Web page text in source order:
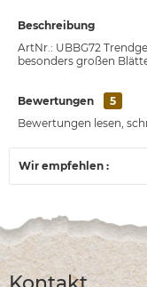
Beschreibung
ArtNr.: UBBG72
besonders großen
Bewertungen
5
Bewertungen lesen,
Wir empfehlen :